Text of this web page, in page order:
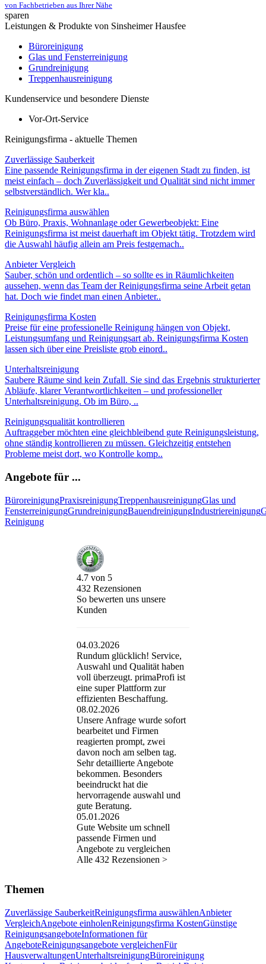
von Fachbetrieben aus Ihrer Nähe
sparen
Leistungen & Produkte von Sinsheimer Hausfee
Büroreinigung
Glas und Fensterreinigung
Grundreinigung
Treppenhausreinigung
Kundenservice und besondere Dienste
Vor-Ort-Service
Reinigungsfirma - aktuelle Themen
Zuverlässige Sauberkeit
Eine passende Reinigungsfirma in der eigenen Stadt zu finden, ist
meist einfach – doch Zuverlässigkeit und Qualität sind nicht immer
selbstverständlich. Wer kla..
Reinigungsfirma auswählen
Ob Büro, Praxis, Wohnanlage oder Gewerbeobjekt: Eine
Reinigungsfirma ist meist dauerhaft im Objekt tätig. Trotzdem wird
die Auswahl häufig allein am Preis festgemach..
Anbieter Vergleich
Sauber, schön und ordentlich – so sollte es in Räumlichkeiten
aussehen, wenn das Team der Reinigungsfirma seine Arbeit getan
hat. Doch wie findet man einen Anbieter..
Reinigungsfirma Kosten
Preise für eine professionelle Reinigung hängen von Objekt,
Leistungsumfang und Reinigungsart ab. Reinigungsfirma Kosten
lassen sich über eine Preisliste grob einord..
Unterhaltsreinigung
Saubere Räume sind kein Zufall. Sie sind das Ergebnis strukturierter
Abläufe, klarer Verantwortlichkeiten – und professioneller
Unterhaltsreinigung. Ob im Büro, ..
Reinigungsqualität kontrollieren
Auftraggeber möchten eine gleichbleibend gute Reinigungsleistung,
ohne ständig kontrollieren zu müssen. Gleichzeitig entstehen
Probleme meist dort, wo Kontrolle komp..
Angebote für ...
BüroreinigungPraxisreinigungTreppenhausreinigungGlas und
FensterreinigungGrundreinigungBauendreinigungIndustriereinigung
Reinigung
4.7 von 5
432 Rezensionen
So bewerten uns unsere
Kunden
04.03.2026
Rundum glücklich! Service,
Auswahl und Qualität haben
voll überzeugt. primaProfi ist
eine super Plattform zur
effizienten Beschaffung.
08.02.2026
Unsere Anfrage wurde sofort
bearbeitet und Firmen
reagierten prompt, zwei
davon noch am selben tag.
Sehr detaillierte Angebote
bekommen. Besonders
beeindruckt hat die
hervorragende auswahl und
gute Beratung.
05.01.2026
Gute Website um schnell
passende Firmen und
Angebote zu vergleichen
Alle 432 Rezensionen >
Themen
Zuverlässige SauberkeitReinigungsfirma auswählenAnbieter
VergleichAngebote einholenReinigungsfirma KostenGünstige
ReinigungsangeboteInformationen für
AngeboteReinigungsangebote vergleichenFür
HausverwaltungenUnterhaltsreinigungBüroreinigung